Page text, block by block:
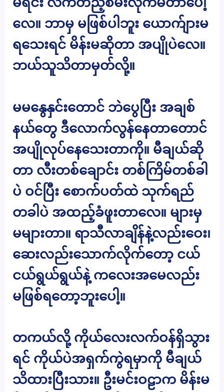
လေ။ ဘာမှ မဖြစ်ပါဘူး ယောက်ျားမ
ရသေးရင် မိန်းမဆိုတာ အပျိုပဲလေ။
ဘယ်သူသိတာမှတ်လို့။
မမနွေနှင်းတောင် ဘဲပွေပြီး အချစ်
နယ်တွေ ဒီလောက်လွန်နေတာတောင်
အပျိုလုပ်နေသေးတာကို။ မီချယ်ဆို
တာ လီးတစ်ချောင်း တစ်ကြိမ်တစ်ခါ
ပဲ ဝင်ပြီး စောက်ပတ်ထဲ သုက်ရည်
တခါပဲ အထည့်ခံဖူးတာလေ။ များမှ
မများတာ။ ရာသီလာချိန်နဲ့လည်းဝေး၊
ဆေးလည်းသောက်လိုက်တော့ ငယ်
ငယ်ရွယ်ရွယ်နဲ့ ကလေးအမေလည်း
မဖြစ်ရတော့ဘူးပေါ့။
တကယ်လို့ ကိုယ်လေးလက်ဝန်ရှိသွား
ရင် ကိုယ်ပဲအရှက်ကွဲရမှာကို မီချယ်
သိထားပြီးသား။ ဦးမင်းဝဠာက မိန်းမ